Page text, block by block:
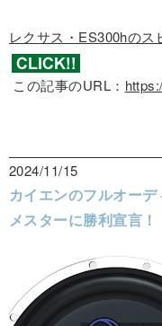
レクサス・ES300hの
この記事のURL：
2024/11/15
カイエンのフルオー
メスターに勝利宣言！